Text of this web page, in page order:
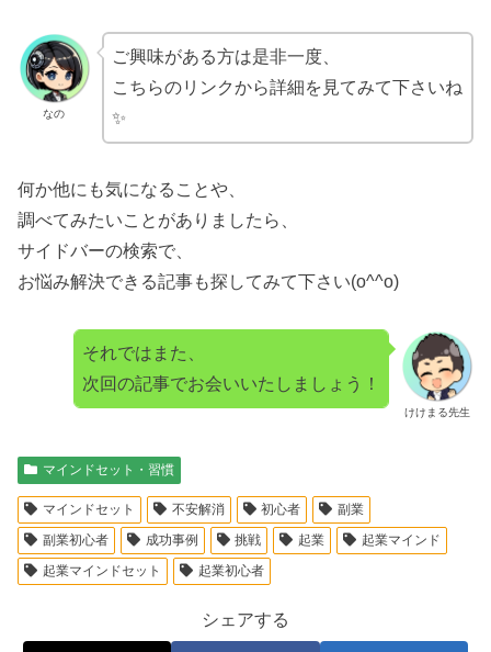
なの
ご興味がある方は是非一度、
こちらのリンクから詳細を見てみて下さいね
✨
何か他にも気になることや、
調べてみたいことがありましたら、
サイドバーの検索で、
お悩み解決できる記事も探してみて下さい(o^^o)
けけまる先生
それではまた、
次回の記事でお会いいたしましょう！
マインドセット・習慣
マインドセット 不安解消 初心者
副業
副業初心者
成功事例 挑戦 起業
起業マインド
起業マインドセット
起業初心者
シェアする